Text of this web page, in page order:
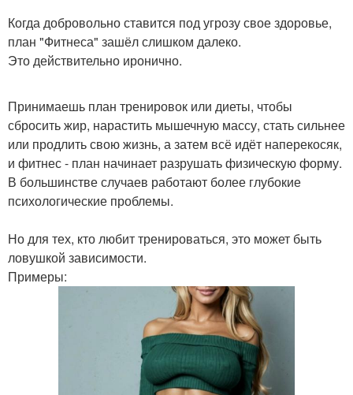
Когда добровольно ставится под угрозу свое здоровье,
план "Фитнеса" зашёл слишком далеко.
Это действительно иронично.
Принимаешь план тренировок или диеты, чтобы
сбросить жир, нарастить мышечную массу, стать сильнее
или продлить свою жизнь, а затем всё идёт наперекосяк,
и фитнес - план начинает разрушать физическую форму.
В большинстве случаев работают более глубокие
психологические проблемы.
Но для тех, кто любит тренироваться, это может быть
ловушкой зависимости.
Примеры: